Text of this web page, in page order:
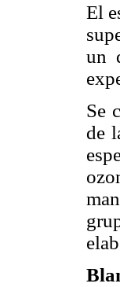
El
un
Se
de